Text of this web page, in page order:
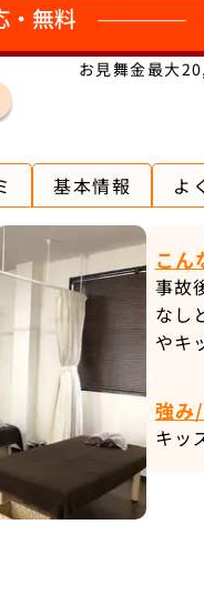
お見舞金最大
基本情報 よ
こん
事故
なし
やキ
強み
キッ